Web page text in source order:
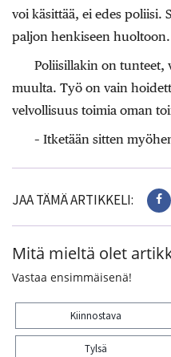
voi käsittää, ei edes poliisi.
paljon henkiseen huoltoon.
Poliisillakin on tunteet,
muulta. Työ on vain
velvollisuus toimia oman
– Itketään sitten
JAA TÄMÄ ARTIKKELI:
Mitä mieltä olet
Vastaa ensimmäisenä!
Kiinnostava
Tylsä